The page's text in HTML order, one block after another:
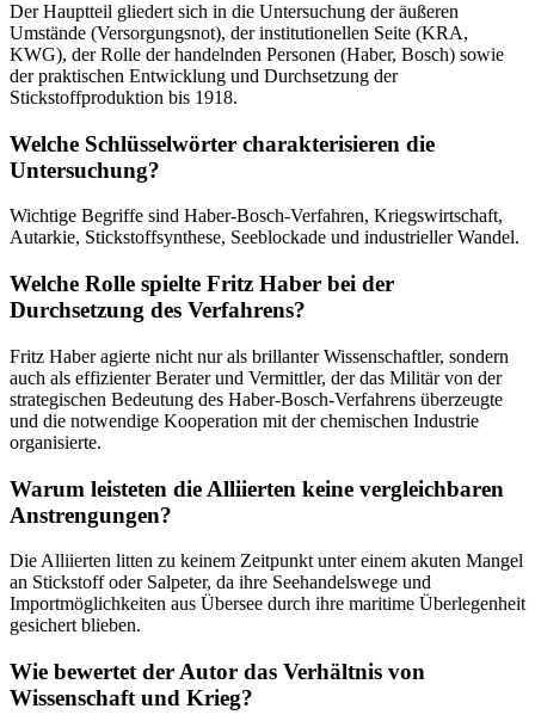
Der Hauptteil gliedert sich in die Untersuchung der äußeren
Umstände (Versorgungsnot), der institutionellen Seite (KRA,
KWG), der Rolle der handelnden Personen (Haber, Bosch) sowie
der praktischen Entwicklung und Durchsetzung der
Stickstoffproduktion bis 1918.
Welche Schlüsselwörter charakterisieren die
Untersuchung?
Wichtige Begriffe sind Haber-Bosch-Verfahren, Kriegswirtschaft,
Autarkie, Stickstoffsynthese, Seeblockade und industrieller Wandel.
Welche Rolle spielte Fritz Haber bei der
Durchsetzung des Verfahrens?
Fritz Haber agierte nicht nur als brillanter Wissenschaftler, sondern
auch als effizienter Berater und Vermittler, der das Militär von der
strategischen Bedeutung des Haber-Bosch-Verfahrens überzeugte
und die notwendige Kooperation mit der chemischen Industrie
organisierte.
Warum leisteten die Alliierten keine vergleichbaren
Anstrengungen?
Die Alliierten litten zu keinem Zeitpunkt unter einem akuten Mangel
an Stickstoff oder Salpeter, da ihre Seehandelswege und
Importmöglichkeiten aus Übersee durch ihre maritime Überlegenheit
gesichert blieben.
Wie bewertet der Autor das Verhältnis von
Wissenschaft und Krieg?